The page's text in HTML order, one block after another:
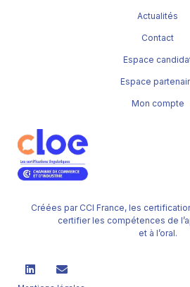
Créées par CCI France, les
certifier les compétences de
et à l’oral.
Actualités
Contact
Espace
Espace
Mon compte